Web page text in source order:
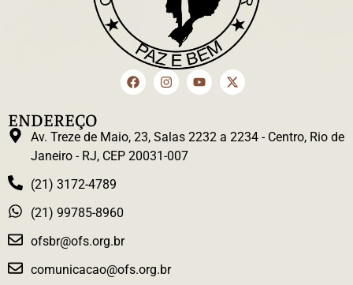
ENDEREÇO
Av. Treze de Maio, 23, Salas 2232 a 2234 - Centro, Rio de
Janeiro - RJ, CEP 20031-007
(21) 3172-4789
(21) 99785-8960
ofsbr@ofs.org.br
comunicacao@ofs.org.br